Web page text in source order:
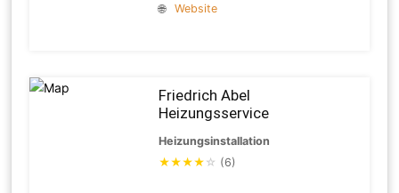
🌐 Website
Friedrich Abel
Heizungsservice
Heizungsinstallation
★★★★ ☆ (6)